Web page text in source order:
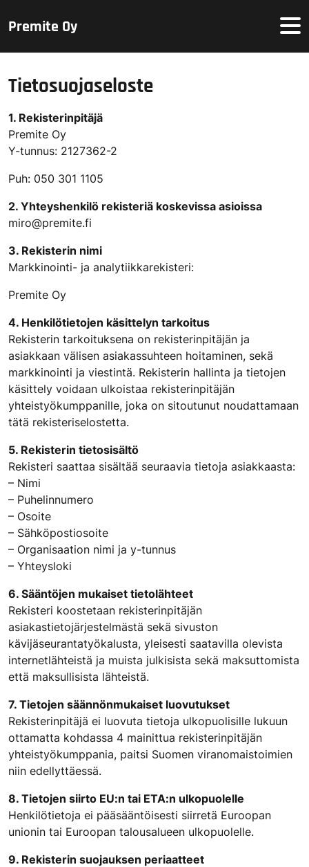
Premite Oy
Tietosuojaseloste
1. Rekisterinpitäjä
Premite Oy
Y-tunnus: 2127362-2
Puh: 050 301 1105
2. Yhteyshenkilö rekisteriä koskevissa asioissa
miro@premite.fi
3. Rekisterin nimi
Markkinointi- ja analytiikkarekisteri:
Premite Oy
4. Henkilötietojen käsittelyn tarkoitus
Rekisterin tarkoituksena on rekisterinpitäjän ja
asiakkaan välisen asiakassuhteen hoitaminen, sekä
markkinointi ja viestintä. Rekisterin hallinta ja tietojen
käsittely voidaan ulkoistaa rekisterinpitäjän
yhteistyökumppanille, joka on sitoutunut noudattamaan
tätä rekisteriselostetta.
5. Rekisterin tietosisältö
Rekisteri saattaa sisältää seuraavia tietoja asiakkaasta:
– Nimi
– Puhelinnumero
– Osoite
– Sähköpostiosoite
– Organisaation nimi ja y-tunnus
– Yhteysloki
6. Sääntöjen mukaiset tietolähteet
Rekisteri koostetaan rekisterinpitäjän
asiakastietojärjestelmästä sekä sivuston
kävijäseurantatyökalusta, yleisesti saatavilla olevista
internetlähteistä ja muista julkisista sekä maksuttomista
että maksullisista lähteistä.
7. Tietojen säännönmukaiset luovutukset
Rekisterinpitäjä ei luovuta tietoja ulkopuolisille lukuun
ottamatta kohdassa 4 mainittua rekisterinpitäjän
yhteistyökumppania, paitsi Suomen viranomaistoimien
niin edellyttäessä.
8. Tietojen siirto EU:n tai ETA:n ulkopuolelle
Henkilötietoja ei pääsääntöisesti siirretä Euroopan
unionin tai Euroopan talousalueen ulkopuolelle.
9. Rekisterin suojauksen periaatteet